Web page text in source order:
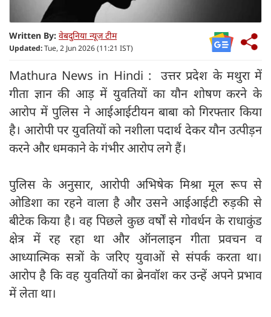
Written By: वेबदुनिया न्यूज़ टीम
Updated:Tue, 2 Jun 2026 (11:21 IST)
Mathura News in Hindi : उत्तर प्रदेश के मथुरा में
गीता ज्ञान की आड़ में युवतियों का यौन शोषण करने के
आरोप में पुलिस ने आईआईटीयन बाबा को गिरफ्तार किया
है। आरोपी पर युवतियों को नशीला पदार्थ देकर यौन उत्पीड़न
करने और धमकाने के गंभीर आरोप लगे हैं।
पुलिस के अनुसार, आरोपी अभिषेक मिश्रा मूल रूप से
ओडिशा का रहने वाला है और उसने आईआईटी रुड़की से
बीटेक किया है। वह पिछले कुछ वर्षों से गोवर्धन के राधाकुंड
क्षेत्र में रह रहा था और ऑनलाइन गीता प्रवचन व
आध्यात्मिक सत्रों के जरिए युवाओं से संपर्क करता था।
आरोप है कि वह युवतियों का ब्रेनवॉश कर उन्हें अपने प्रभाव
में लेता था।